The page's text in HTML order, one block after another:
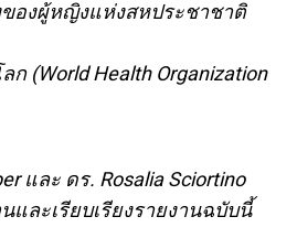
ของผู้หญิงแห่งสหประชาชาติ
ก (World Health Organization
และ ดร. Rosalia Sciortino
และเรียบเรียงรายงานฉบับนี้